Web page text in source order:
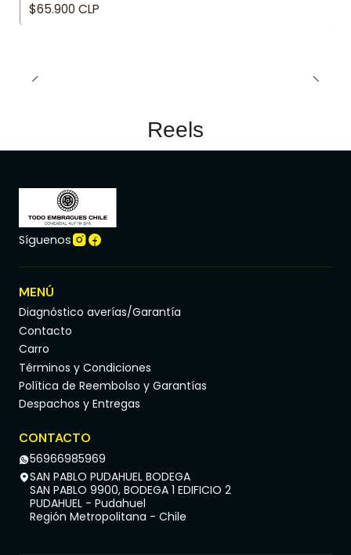
$65.900 CLP
Reels
Síguenos
MENÚ
Diagnóstico averías/Garantía
Contacto
Carro
Términos y Condiciones
Política de Reembolso y Garantías
Despachos y Entregas
CONTACTO
56966985969
SAN PABLO PUDAHUEL BODEGA
SAN PABLO 9900, BODEGA 1 EDIFICIO 2
PUDAHUEL - Pudahuel
Región Metropolitana - Chile